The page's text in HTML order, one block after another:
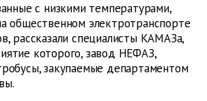
с низкими температурами,
общественном электротранспорте
рассказали специалисты КАМАЗа,
которого, завод НЕФАЗ,
закупаемые департаментом